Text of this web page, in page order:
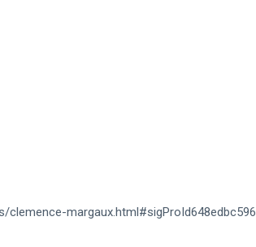
margaux.html#sigProId648edbc596